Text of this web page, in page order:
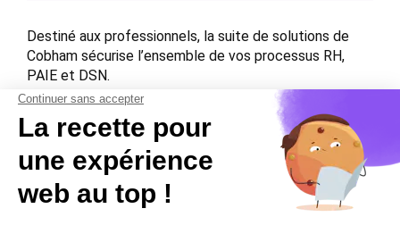
Destiné aux professionnels, la suite de solutions de
Cobham sécurise l’ensemble de vos processus RH,
PAIE et DSN.
Contactez-nous